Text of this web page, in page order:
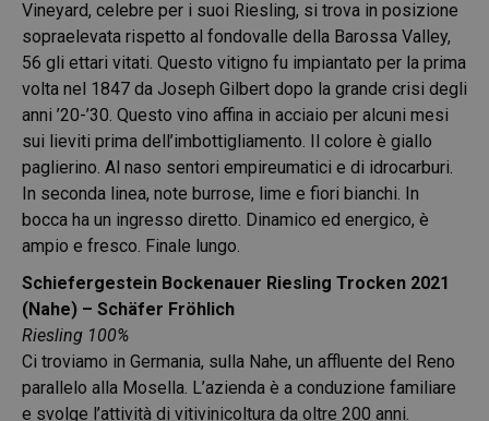
Vineyard, celebre per i suoi Riesling, si trova in posizione
sopraelevata rispetto al fondovalle della Barossa Valley,
56 gli ettari vitati. Questo vitigno fu impiantato per la prima
volta nel 1847 da Joseph Gilbert dopo la grande crisi degli
anni ’20-’30. Questo vino affina in acciaio per alcuni mesi
sui lieviti prima dell’imbottigliamento. Il colore è giallo
paglierino. Al naso sentori empireumatici e di idrocarburi.
In seconda linea, note burrose, lime e fiori bianchi. In
bocca ha un ingresso diretto. Dinamico ed energico, è
ampio e fresco. Finale lungo.
Schiefergestein Bockenauer Riesling Trocken 2021
(Nahe) – Schäfer Fröhlich
Riesling 100%
Ci troviamo in Germania, sulla Nahe, un affluente del Reno
parallelo alla Mosella. L’azienda è a conduzione familiare
e svolge l’attività di vitivinicoltura da oltre 200 anni.